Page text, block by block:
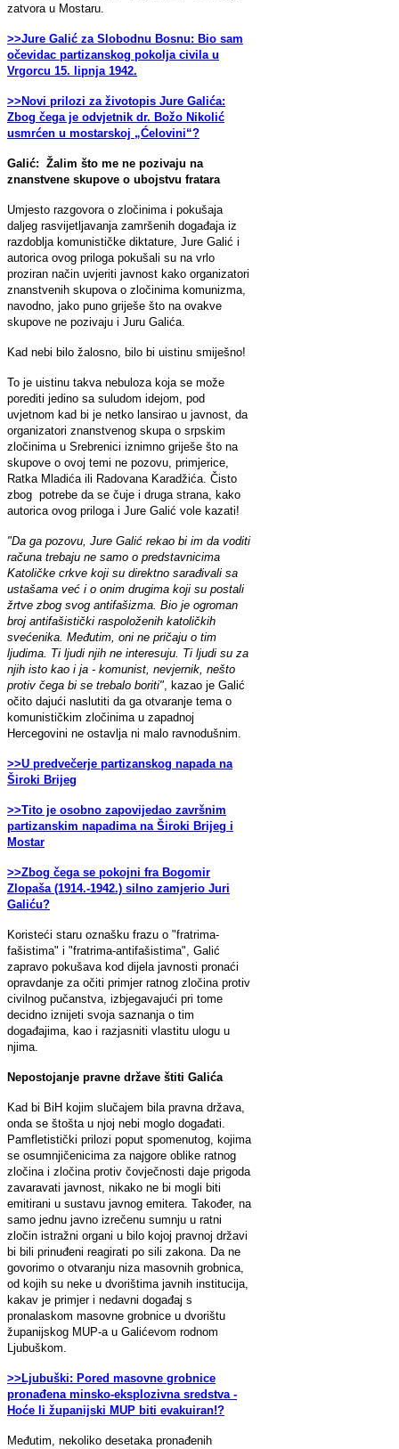
zatvora u Mostaru.
>>Jure Galić za Slobodnu Bosnu: Bio sam
očevidac partizanskog pokolja civila u
Vrgorcu 15. lipnja 1942.
>>Novi prilozi za životopis Jure Galića:
Zbog čega je odvjetnik dr. Božo Nikolić
usmrćen u mostarskoj „Ćelovini“?
Galić: Žalim što me ne pozivaju na
znanstvene skupove o ubojstvu fratara
Umjesto razgovora o zločinima i pokušaja
daljeg rasvijetljavanja zamršenih događaja iz
razdoblja komunističke diktature, Jure Galić i
autorica ovog priloga pokušali su na vrlo
proziran način uvjeriti javnost kako organizatori
znanstvenih skupova o zločinima komunizma,
navodno, jako puno griješe što na ovakve
skupove ne pozivaju i Juru Galića.
Kad nebi bilo žalosno, bilo bi uistinu smiješno!
To je uistinu takva nebuloza koja se može
porediti jedino sa suludom idejom, pod
uvjetnom kad bi je netko lansirao u javnost, da
organizatori znanstvenog skupa o srpskim
zločinima u Srebrenici iznimno griješe što na
skupove o ovoj temi ne pozovu, primjerice,
Ratka Mladića ili Radovana Karadžića. Čisto
zbog potrebe da se čuje i druga strana, kako
autorica ovog priloga i Jure Galić vole kazati!
"Da ga pozovu, Jure Galić rekao bi im da voditi
računa trebaju ne samo o predstavnicima
Katoličke crkve koji su direktno sarađivali sa
ustašama već i o onim drugima koji su postali
žrtve zbog svog antifašizma. Bio je ogroman
broj antifašistički raspoloženih katoličkih
svećenika. Međutim, oni ne pričaju o tim
ljudima. Ti ljudi njih ne interesuju. Ti ljudi su za
njih isto kao i ja - komunist, nevjernik, nešto
protiv čega bi se trebalo boriti" , kazao je Galić
očito dajući naslutiti da ga otvaranje tema o
komunističkim zločinima u zapadnoj
Hercegovini ne ostavlja ni malo ravnodušnim.
>>U predvečerje partizanskog napada na
Široki Brijeg
>>Tito je osobno zapovijedao završnim
partizanskim napadima na Široki Brijeg i
Mostar
>>Zbog čega se pokojni fra Bogomir
Zlopaša (1914.-1942.) silno zamjerio Juri
Galiću?
Koristeći staru oznašku frazu o "fratrima-
fašistima" i "fratrima-antifašistima", Galić
zapravo pokušava kod dijela javnosti pronaći
opravdanje za očiti primjer ratnog zločina protiv
civilnog pučanstva, izbjegavajući pri tome
decidno iznijeti svoja saznanja o tim
događajima, kao i razjasniti vlastitu ulogu u
njima.
Nepostojanje pravne države štiti Galića
Kad bi BiH kojim slučajem bila pravna država,
onda se štošta u njoj nebi moglo događati.
Pamfletistički prilozi poput spomenutog, kojima
se osumnjičenicima za najgore oblike ratnog
zločina i zločina protiv čovječnosti daje prigoda
zavaravati javnost, nikako ne bi mogli biti
emitirani u sustavu javnog emitera. Također, na
samo jednu javno izrečenu sumnju u ratni
zločin istražni organi u bilo kojoj pravnoj državi
bi bili prinuđeni reagirati po sili zakona. Da ne
govorimo o otvaranju niza masovnih grobnica,
od kojih su neke u dvorištima javnih institucija,
kakav je primjer i nedavni događaj s
pronalaskom masovne grobnice u dvorištu
županijskog MUP-a u Galićevom rodnom
Ljubuškom.
>>Ljubuški: Pored masovne grobnice
pronađena minsko-eksplozivna sredstva -
Hoće li županijski MUP biti evakuiran!?
Međutim, nekoliko desetaka pronađenih